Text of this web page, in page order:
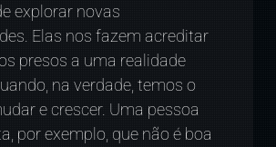
explorar novas
Elas nos fazem acreditar
presos a uma realidade
na verdade, temos o
e crescer. Uma pessoa
por exemplo, que não é boa